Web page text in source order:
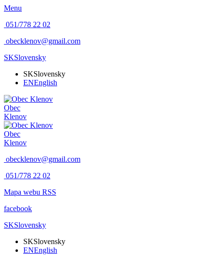
Menu
051/778 22 02
obecklenov@gmail.com
SKSlovensky
SKSlovensky
ENEnglish
Obec
Klenov
Obec
Klenov
obecklenov@gmail.com
051/778 22 02
Mapa webu RSS
facebook
SKSlovensky
SKSlovensky
ENEnglish